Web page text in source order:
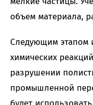
объем материала,
Следующим этапом
химических
разрушении
промышленной